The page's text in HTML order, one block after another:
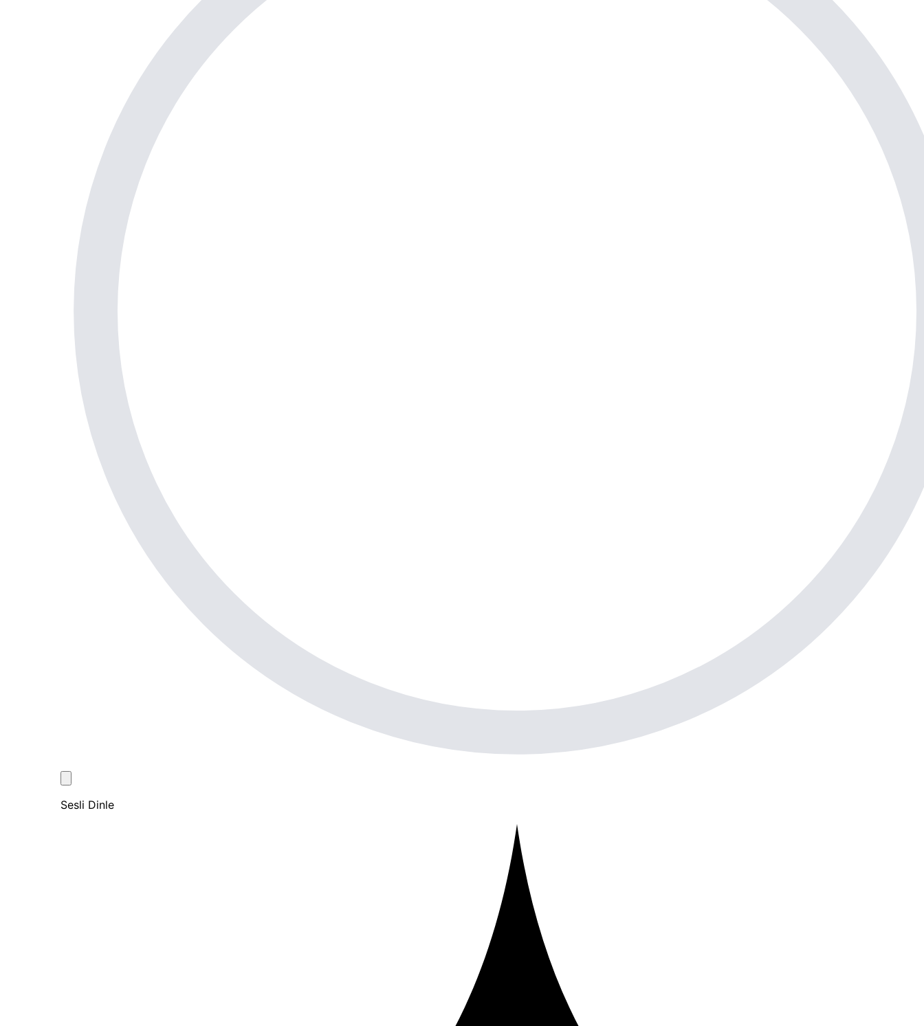
Sesli Dinle